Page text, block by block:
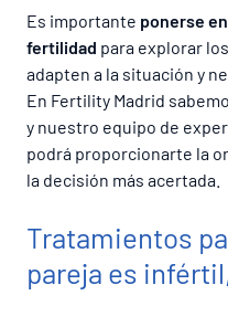
Es importante ponerse
fertilidad para explorar
adapten a la situación y
En Fertility Madrid
y nuestro equipo de
podrá proporcionarte la
la decisión más acertada.
Tratamientos
pareja es